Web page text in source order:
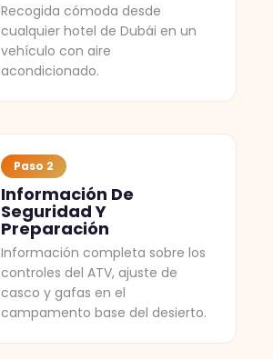
Recogida cómoda desde
cualquier hotel de Dubái en un
vehículo con aire
acondicionado.
Paso 2
Información De
Seguridad Y
Preparación
Información completa sobre los
controles del ATV, ajuste de
casco y gafas en el
campamento base del desierto.